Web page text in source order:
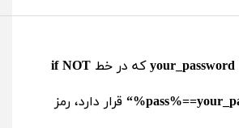
your_password که در خط if NOT
قرار دارد، رمز